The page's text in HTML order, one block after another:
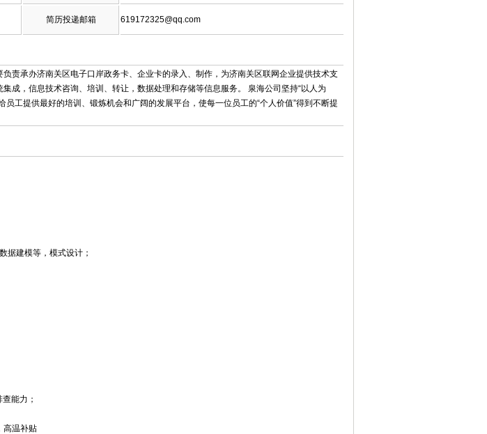
简历投递邮箱 619172325@qq.com
责承办济南关区电子口岸政务卡、企业卡的录入、制作，为济南关区联网企业提供技术支
成，信息技术咨询、培训、转让，数据处理和存储等信息服务。 泉海公司坚持“以人为
工提供最好的培训、锻炼机会和广阔的发展平台，使每一位员工的“个人价值”得到不断提
据建模等，模式设计；
能力；
高温补贴